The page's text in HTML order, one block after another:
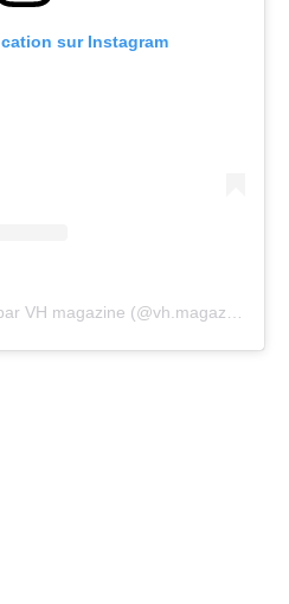
sur Instagram